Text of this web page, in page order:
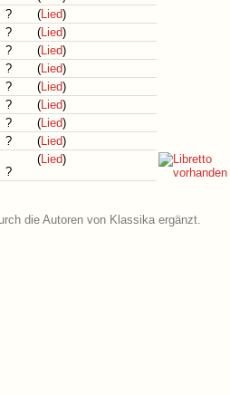
? (Lied)
? (Lied)
? (Lied)
? (Lied)
? (Lied)
? (Lied)
? (Lied)
? (Lied)
?
(Lied)
die Autoren von Klassika ergänzt.